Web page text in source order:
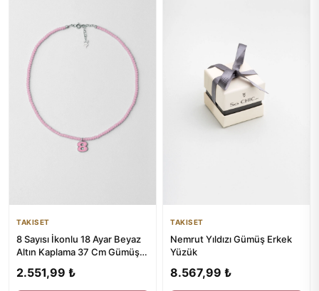
TAKISET
8 Sayısı İkonlu 18 Ayar Beyaz
Altın Kaplama 37 Cm Gümüş
2.551,99 ₺
TAKISET
Nemrut Yıldızı Gümüş Erkek
Yüzük
8.567,99 ₺